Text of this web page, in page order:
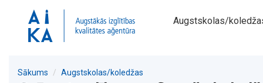
Augstskolas/
Sākums Augstskolas/koledžas